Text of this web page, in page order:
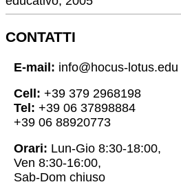
CONTATTI
E-mail: info@hocus-lotus.edu
Cell: +39 379 2968198
Tel: +39 06 37898884
+39 06 88920773
Orari: Lun-Gio 8:30-18:00,
Ven 8:30-16:00,
Sab-Dom chiuso